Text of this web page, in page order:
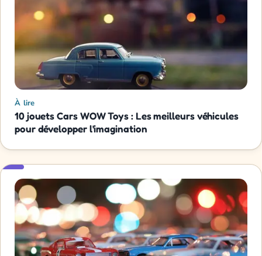
À lire
10 jouets Cars WOW Toys : Les meilleurs véhicules
pour développer l'imagination